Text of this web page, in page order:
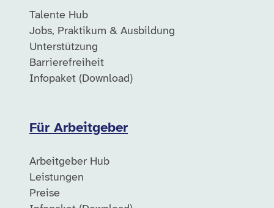
Talente Hub
Jobs, Praktikum & Ausbildung
Unterstützung
Barrierefreiheit
Infopaket (Download)
Für Arbeitgeber
Arbeitgeber Hub
Leistungen
Preise